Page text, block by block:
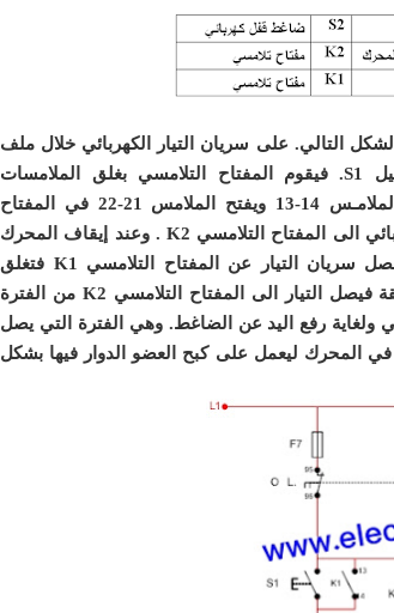
التالي. على سريان التيار الكهربائي خلال ملف
المفتاح التلامسي عن طريق ضاغط التشغيل S1. فيقوم المفتاح التلامسي بغلق الملامسات
المفتوحة وفتح الملامسات المغلقة. فتغلق الملامـس 14-13 ويفتح الملامس 21-22 في المفتاح
التلامسي K1 لضمان عدم وصول التيار الكهربائي الى المفتاح التلامسي K2 . وعند إيقاف المحرك
بالضغط على ضاغط القفل الكهربائي S2 يفصل سريان التيار عن المفتاح التلامسي K1 فتغلق
الملامسات المفتوحة وتفتح الملامسات المغلقة فيصل التيار الى المفتاح التلامسي K2 من الفترة
ولغاية رفع اليد عن الضاغط. وهي الفترة التي يصل
في المحرك ليعمل على كبح العضو الدوار فيها بشكل